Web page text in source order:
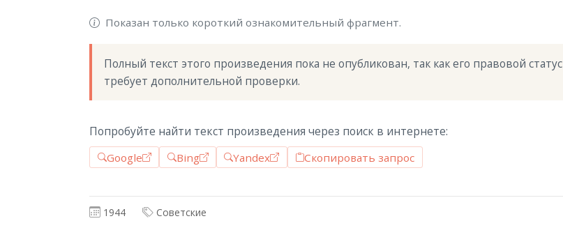
Показан только короткий ознакомительный фрагмент.
Полный текст этого произведения пока не опубликован, так как его правовой статус
требует дополнительной проверки.
Попробуйте найти текст произведения через поиск в интернете:
Google Bing Yandex Скопировать запрос
1944 Советские